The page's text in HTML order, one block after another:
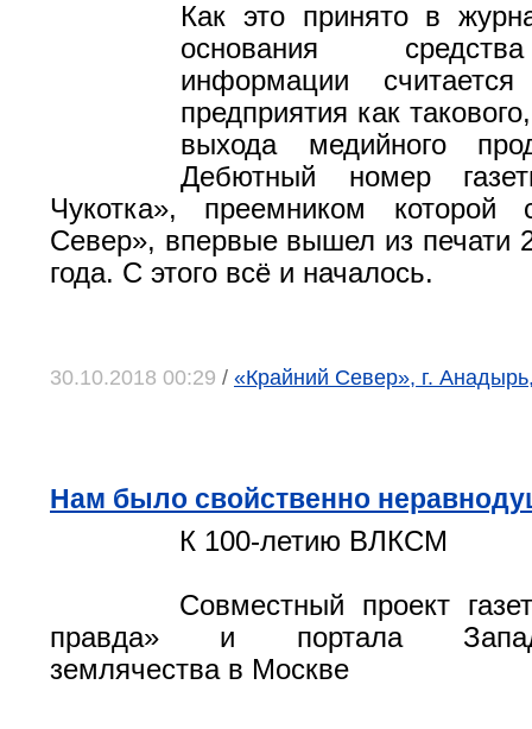
Как это принято в
основания
информации
предприятия как
выхода медийного
Дебютный номер
Чукотка», преемником которой
Север», впервые вышел из печати
года. С этого всё и началось.
30.10.2018 00:29 / «Крайний Север», г.
Нам было свойственно
К 100-летию ВЛКСМ
Совместный проект
правда» и портала
землячества в Москве